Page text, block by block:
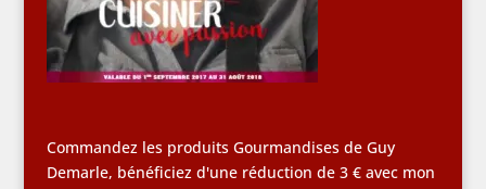
Commandez les produits Gourmandises de Guy
Demarle, bénéficiez d'une réduction de 3 € avec mon